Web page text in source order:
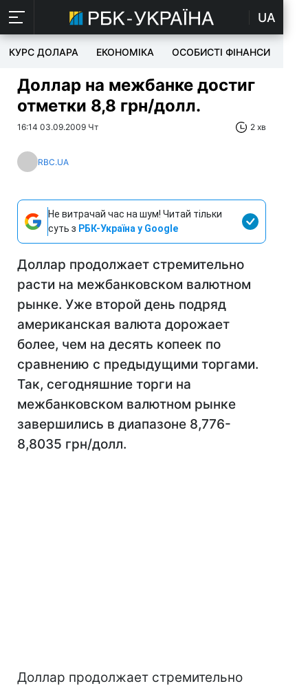
UA
КУРС ДОЛАРА ЕКОНОМІКА ОСОБИСТІ ФІНАНСИ
Доллар на межбанке достиг
отметки 8,8 грн/долл.
16:14 03.09.2009 Чт 2 хв
RBC.UA
Не витрачай час на шум! Читай тільки
суть з РБК-Україна у Google
Доллар продолжает стремительно
расти на межбанковском валютном
рынке. Уже второй день подряд
американская валюта дорожает
более, чем на десять копеек по
сравнению с предыдущими торгами.
Так, сегодняшние торги на
межбанковском валютном рынке
завершились в диапазоне 8,776-
8,8035 грн/долл.
Доллар продолжает стремительно